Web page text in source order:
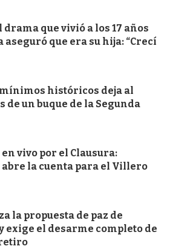
que vivió a los 17 años
aseguró que era su hija: “Crecí
históricos deja al
de un buque de la Segunda
vivo por el Clausura:
la cuenta para el Villero
la propuesta de paz de
exige el desarme completo de